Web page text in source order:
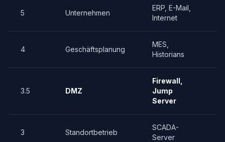
5 Unternehmen
ERP, E-Mail,
Internet
4 Geschäftsplanung
MES,
Historians
3.5 DMZ
Firewall,
Jump
Server
3 Standortbetrieb
SCADA-
Server